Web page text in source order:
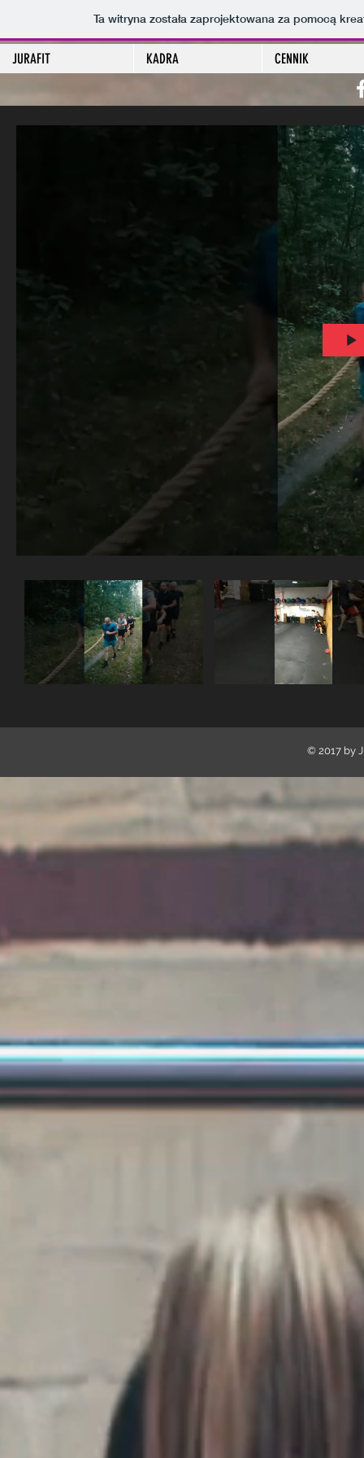
Ta witryna została zaprojektowana za pomocą
JURAFIT KADRA CENNIK
© 2017 by